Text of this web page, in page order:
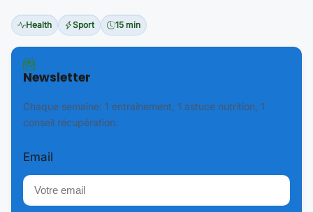
Health Sport 15 min
Newsletter
Chaque semaine: 1 entraînement, 1 astuce nutrition, 1
conseil récupération.
Email